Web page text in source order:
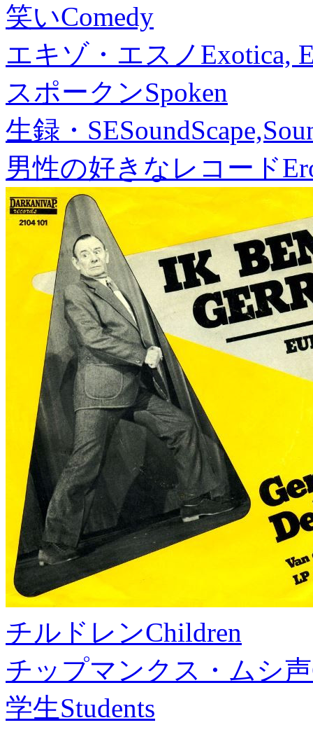
笑いComedy
エキゾ・エスノ Exotica,
スポークンSpoken
生録・SE
男性の好きなレコード
チルドレンChildren
チップマンクス・ムシ声
学生Students